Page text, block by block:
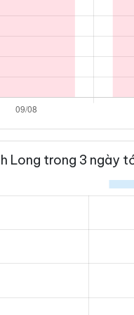
Long trong 3 ngày